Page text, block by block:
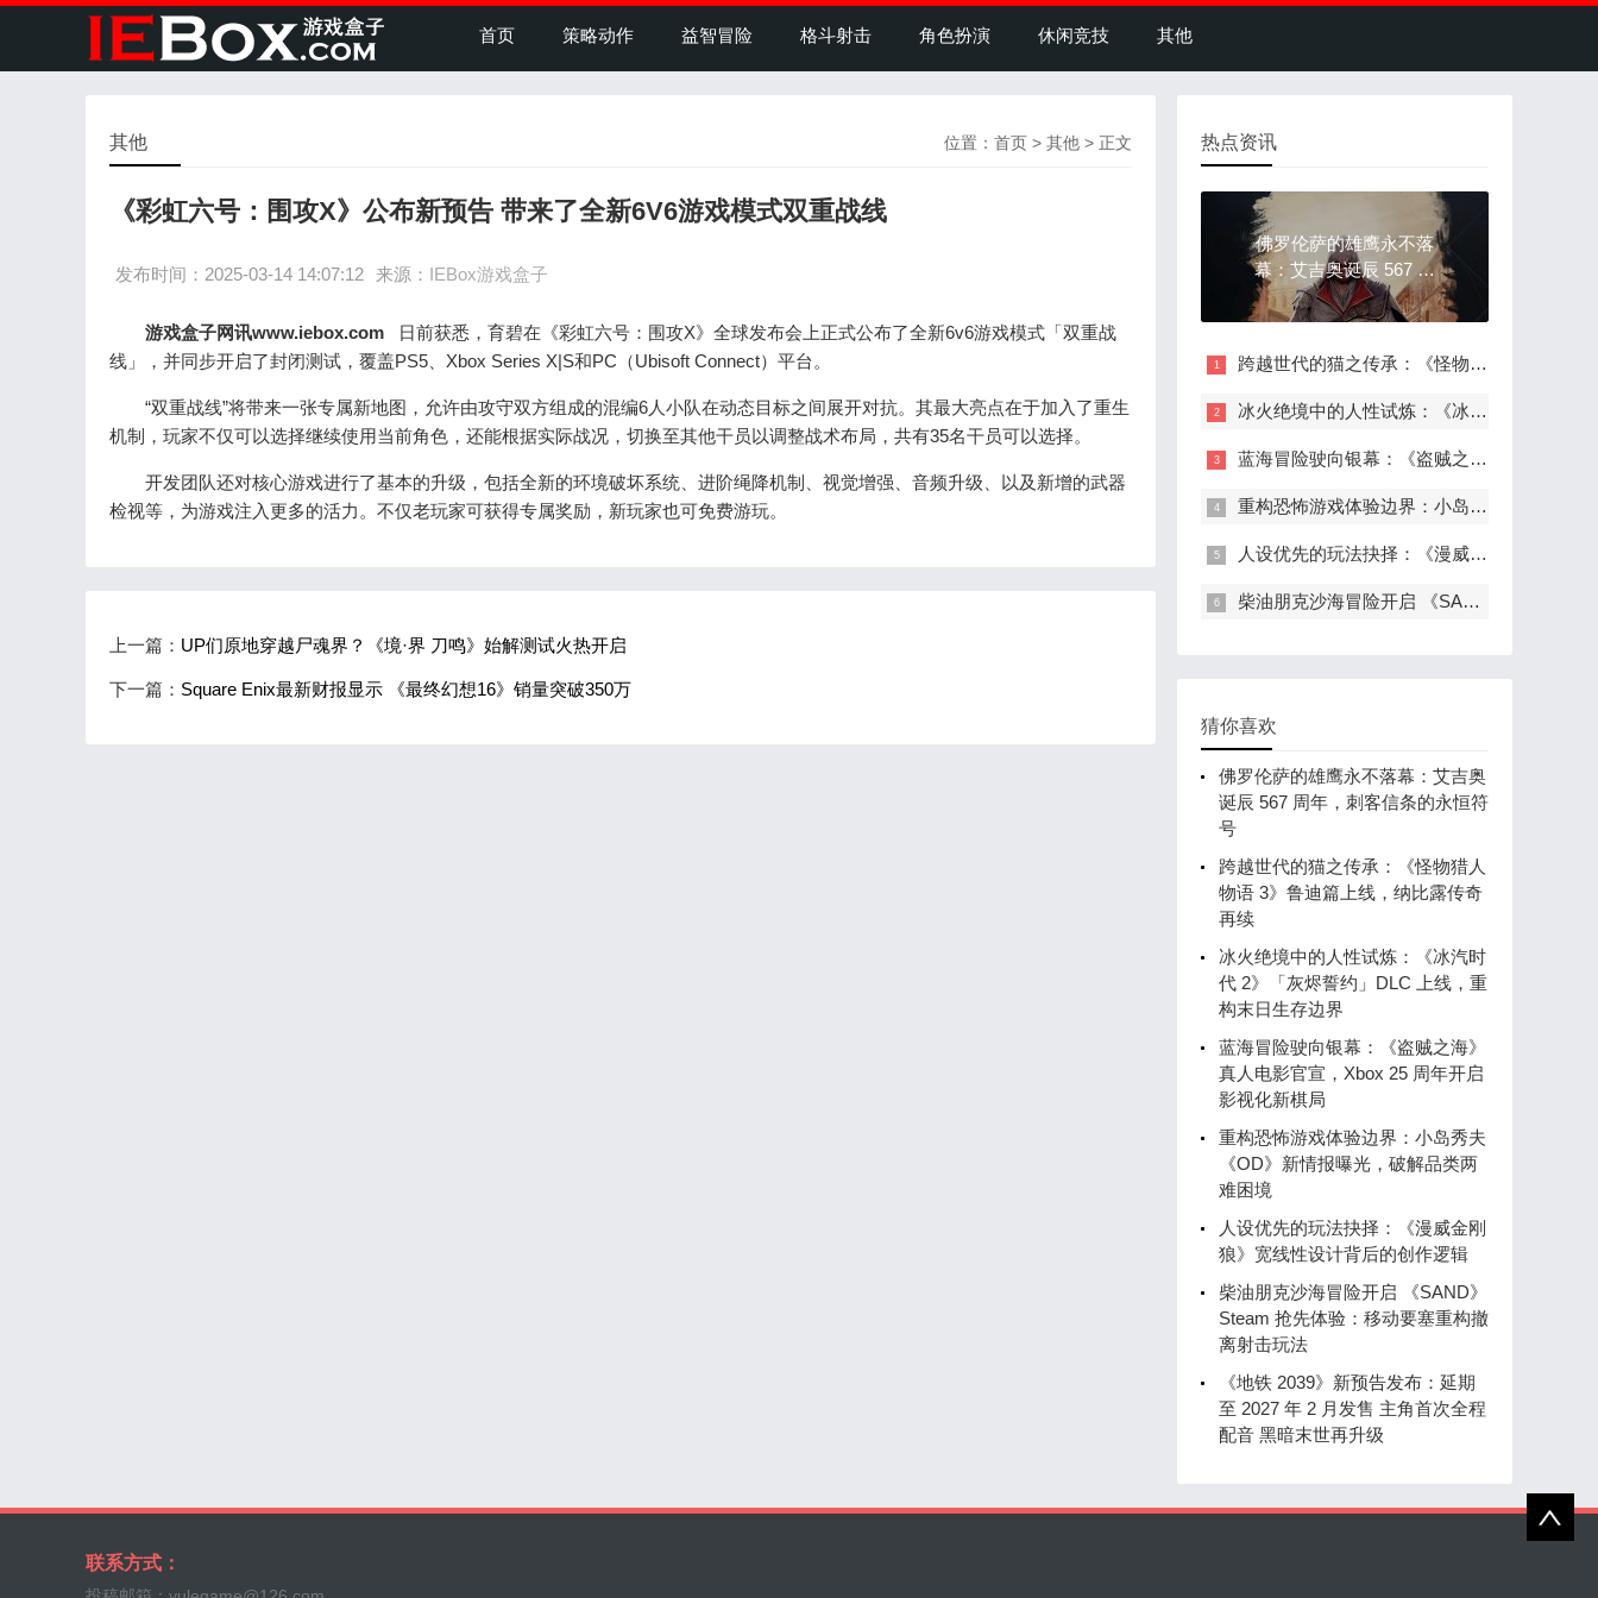
首页 策略动作 益智冒险 格斗射击 角色扮演 休闲竞技 其他
位置： 首页 > 其他 > 正文
其他
《彩虹六号：围攻X》公布新预告 带来了全新6V6游戏模式双重战线
发布时间：2025-03-14 14:07:12 来源： IEBox游戏盒子
游戏盒子网讯www.iebox.com
日前获悉，育碧在《彩虹六号：围攻X》全球发布会上正式公布了全新6v6游戏模式「双重战
线」，并同步开启了封闭测试，覆盖PS5、Xbox Series X|S和PC（Ubisoft Connect）平台。
“双重战线”将带来一张专属新地图，允许由攻守双方组成的混编6人小队在动态目标之间展开对抗。其最大亮点在于加入了重生
机制，玩家不仅可以选择继续使用当前角色，还能根据实际战况，切换至其他干员以调整战术布局，共有35名干员可以选择。
开发团队还对核心游戏进行了基本的升级，包括全新的环境破坏系统、进阶绳降机制、视觉增强、音频升级、以及新增的武器
检视等，为游戏注入更多的活力。不仅老玩家可获得专属奖励，新玩家也可免费游玩。
上一篇： UP们原地穿越尸魂界？《境·界 刀鸣》始解测试火热开启
下一篇： Square Enix最新财报显示 《最终幻想16》销量突破350万
热点资讯
佛罗伦萨的雄鹰永不落
幕：艾吉奥诞辰 567 周
年，刺客信条的永恒符
号
跨越世代的猫之传承：《怪物猎人物语 3》鲁迪篇上线，纳比露传奇再续
冰火绝境中的人性试炼：《冰汽时代 2》「灰烬誓约」DLC 上线，重构末日生存边界
蓝海冒险驶向银幕：《盗贼之海》真人电影官宣，Xbox 25 周年开启影视化新棋局
重构恐怖游戏体验边界：小岛秀夫《OD》新情报曝光，破解品类两难困境
人设优先的玩法抉择：《漫威金刚狼》宽线性设计背后的创作逻辑
柴油朋克沙海冒险开启 《SAND》Steam 抢先体验：移动要塞重构撤离射击玩法
猜你喜欢
佛罗伦萨的雄鹰永不落幕：艾吉奥
诞辰 567 周年，刺客信条的永恒符
号
跨越世代的猫之传承：《怪物猎人
物语 3》鲁迪篇上线，纳比露传奇
再续
冰火绝境中的人性试炼：《冰汽时
代 2》「灰烬誓约」DLC 上线，重
构末日生存边界
蓝海冒险驶向银幕：《盗贼之海》
真人电影官宣，Xbox 25 周年开启
影视化新棋局
重构恐怖游戏体验边界：小岛秀夫
《OD》新情报曝光，破解品类两
难困境
人设优先的玩法抉择：《漫威金刚
狼》宽线性设计背后的创作逻辑
柴油朋克沙海冒险开启 《SAND》
Steam 抢先体验：移动要塞重构撤
离射击玩法
《地铁 2039》新预告发布：延期
至 2027 年 2 月发售 主角首次全程
配音 黑暗末世再升级
联系方式：